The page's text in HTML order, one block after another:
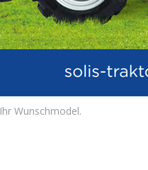
Ihr Wunschmodel.